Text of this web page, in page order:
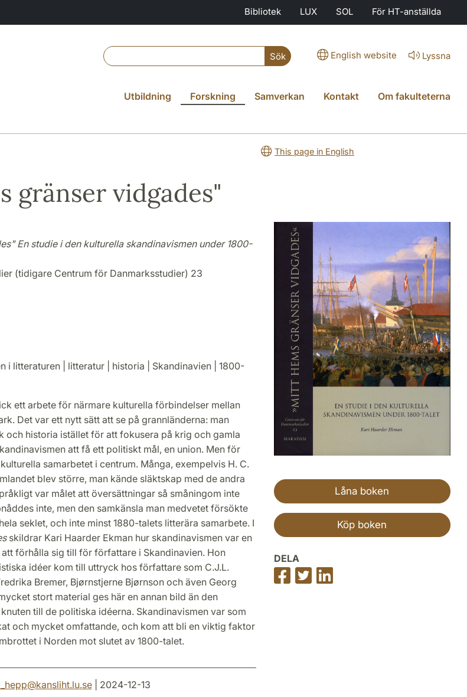
Bibliotek LUX SOL För HT-anställda
Sök English website Lyssna
Utbildning Forskning Samverkan Kontakt Om fakulteterna
This page in English
gränser vidgades"
En studie i den kulturella skandinavismen under 1800-
(tidigare Centrum för Danmarksstudier) 23
i litteraturen | litteratur | historia | Skandinavien | 1800-
ett arbete för närmare kulturella förbindelser mellan
Det var ett nytt sätt att se på grannländerna: man
och historia istället för att fokusera på krig och gamla
att få ett politiskt mål, en union. Men för
samarbetet i centrum. Många, exempelvis H. C.
blev större, man kände släktskap med de andra
var målet att översättningar så småningom inte
inte, men den samkänsla man medvetet försökte
seklet, och inte minst 1880-talets litterära samarbete. I
skildrar Kari Haarder Ekman hur skandinavismen var en
förhålla sig till för författare i Skandinavien. Hon
idéer kom till uttryck hos författare som C.J.L.
Bremer, Bjørnstjerne Bjørnson och även Georg
stort material ges här en annan bild än den
till de politiska idéerna. Skandinavismen var som
och mycket omfattande, och kom att bli en viktig faktor
i Norden mot slutet av 1800-talet.
Låna boken
Köp boken
DELA
Dela
på
Dela
på
på
@kansliht.lu.se| 2024-12-13